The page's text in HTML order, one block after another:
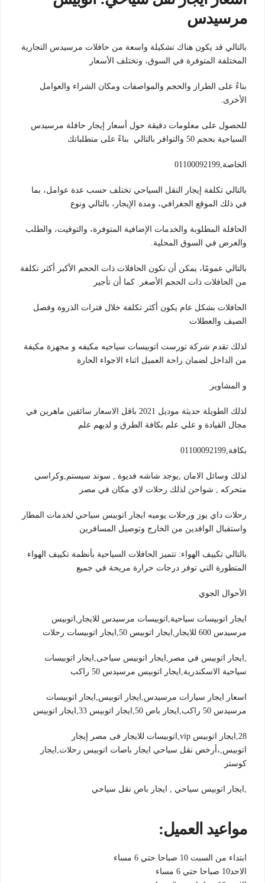
مرسيدس
بالتالي قد يكون هناك تشكيلة واسعة من حافلات مرسيدس التجارية
المختلفة المتوفرة في السوق، وتختلف الأسعار
بناءً على الطراز والحجم والمواصفات ومكان الشراء والعوامل
الأخرى.
للحصول على معلومات دقيقة حول أسعار إيجار حافلة مرسيدس
السياحية بحجم 50 والتوافر بالتالي بناءً على متطلباتك
الخاصة,01100092199
بالتالي تكلفة إيجار النقل السياحي تختلف حسب عدة عوامل، بما
في ذلك الموقع الجغرافي، ومدة الإيجار، بالتالي ونوع
الحافلة المطلوبة والخدمات الإضافية المتوفرة، والتوقيت، والطلب
والعرض في السوق المحلية.
بالتالي عمومًا، يمكن أن تكون الحافلات ذات الحجم الأكبر أكثر تكلفة
من الحافلات ذات الحجم الأصغر. كما أن تأجير
الحافلات بشكل عام يكون أكثر تكلفة خلال فترات الذروة وفصل
الصيف والعطلات
لذلك تقدم شركة تورست اتوبيسات سياحيه مكيفه و مجهزة مكيفة
من الداخل لضمان راحة العميل اثناء الاجواء الحارة
و المشاوير
لذلك الطويلة حديثة موديل 2021 باقل الاسعار سائقين ماهرين في
مجال القيادة و علي علم بكافة الطرق و لديهم علم
بكافة,01100092199
لذلك وسائل الامان ,يوجد شاشه فديوة , سوند سيستم,وكراسي
متحركه , شواحن لذلك رحلات لاي مكان في مصر
رحلات داي يوز ورحلات يوميه ايجار اتوبيس سياحي لخدمات المطار
واستقبال الوافدين من الخارج وتوصيل المسافرين
بالتالي تكييف الهواء: تتميز الحافلات السياحية بأنظمة تكييف الهواء
المتطورة التي توفر درجات حرارة مريحة في جميع
الأحوال الجوي
ايجار اتوبيسات سياحية,اتوبيسات مرسيدس للايجار,اتوبيس
مرسيدس 600 للايجار,ايجار اتوبيس 50,ايجار اتوبيسات رحلات
,ايجار اتوبيس في مصر,ايجار اتوبيس سياحى,ايجار اتوبيسات
سياحية الاسكندرية,ايجار اتوبيس مرسيدس 50 راكب
اسعار ايجار سيارات مرسيدس,ايجار اتوبيس,ايجار اتوبيسات
مرسيدس 50 راكب,ايجار باص 50,ايجار اتوبيس 33,ايجار اتوبيس
28,ايجار اتوبيس vip,اتوبيسات للايجار فى مصر إيجار
اتوبيس,،أرخص نقل سياحي ايجار باصات اتوبيس رحلات,ايجار
كوستر
,ايجار اتوبيس سياحي , ايجار باص نقل سياحي
مواعيد العميل:
ابتداء من السبت 10 صباحا حتي 6 مساء
الاحد10 صباحا حتي 6 مساء